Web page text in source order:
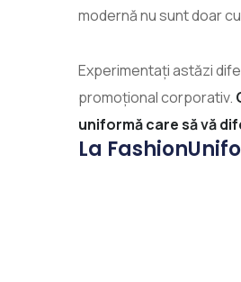
modernă nu sunt doar
Experimentați astăzi
promoțional corporativ.
uniformă care să vă
La